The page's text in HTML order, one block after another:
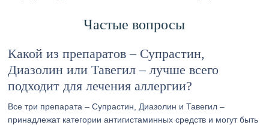
Частые вопросы
Какой из препаратов – Супрастин,
Диазолин или Тавегил – лучше всего
подходит для лечения аллергии?
Все три препарата – Супрастин, Диазолин и Тавегил –
принадлежат категории антигистаминных средств и могут быть